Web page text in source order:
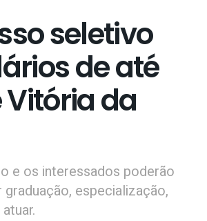
seletivo
de até
Vitória da
e os interessados poderão
especialização,